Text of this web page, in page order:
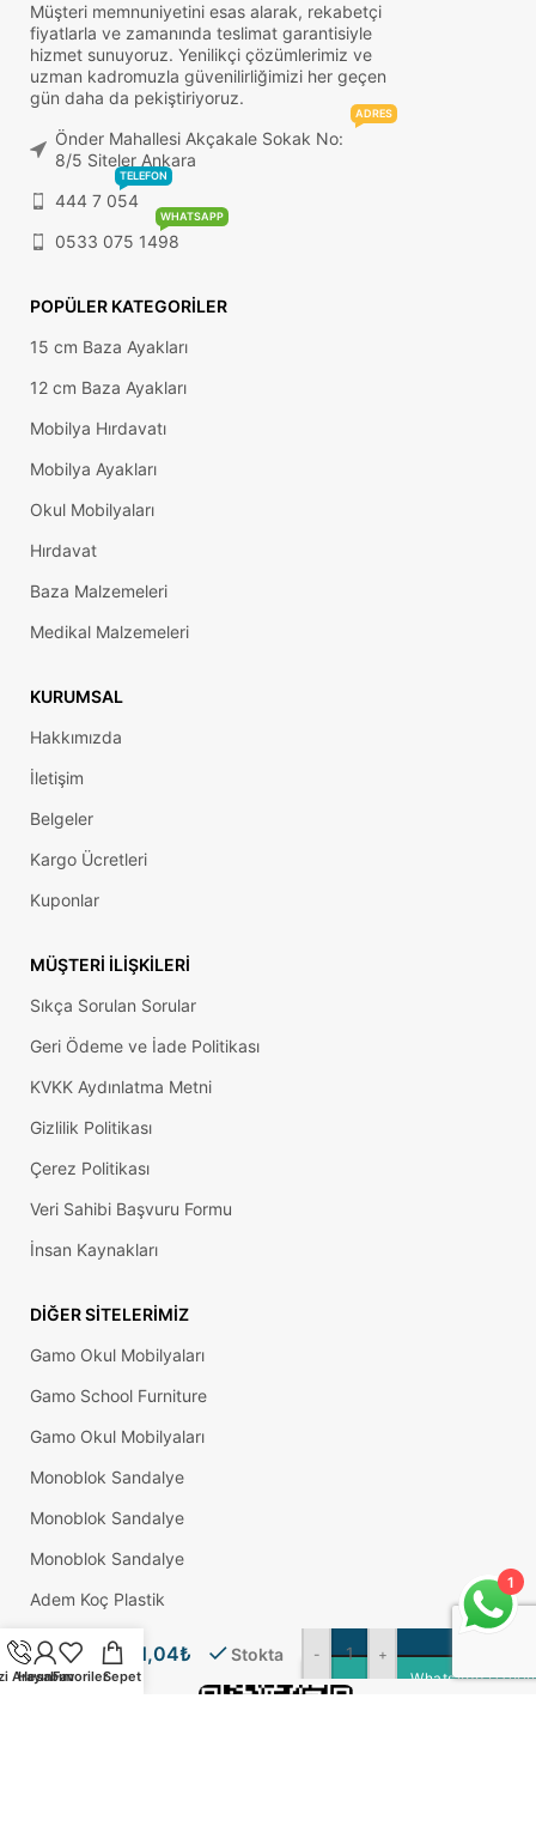
Müşteri memnuniyetini esas alarak, rekabetçi
fiyatlarla ve zamanında teslimat garantisiyle
hizmet sunuyoruz. Yenilikçi çözümlerimiz ve
uzman kadromuzla güvenilirliğimizi her geçen
gün daha da pekiştiriyoruz.
Önder Mahallesi Akçakale Sokak No:
8/5 Siteler Ankara
ADRES
444 7 054
TELEFON
0533 075 1498
WHATSAPP
POPÜLER KATEGORILER
15 cm Baza Ayakları
12 cm Baza Ayakları
Mobilya Hırdavatı
Mobilya Ayakları
Okul Mobilyaları
Hırdavat
Baza Malzemeleri
Medikal Malzemeleri
KURUMSAL
Hakkımızda
İletişim
Belgeler
Kargo Ücretleri
Kuponlar
MÜŞTERI İLIŞKILERI
Sıkça Sorulan Sorular
Geri Ödeme ve İade Politikası
KVKK Aydınlatma Metni
Gizlilik Politikası
Çerez Politikası
Veri Sahibi Başvuru Formu
İnsan Kaynakları
DIĞER SITELERIMIZ
Gamo Okul Mobilyaları
Gamo School Furniture
Gamo Okul Mobilyaları
Monoblok Sandalye
Monoblok Sandalye
Monoblok Sandalye
Adem Koç Plastik
Okul Sırası
Arayın
HesabımFavorilerSepet
4,2×32
Yhb
Matkap
Uçlu
1,04₺ Stokta - +
WhatsApp
1